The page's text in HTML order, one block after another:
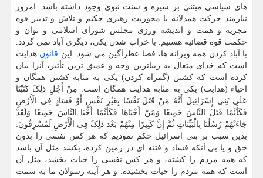
های سیاسی مبتنی بر سیره و سنت نبوی وجود داشته باشد. امروز
نیازمند حرکت همدلانه با محوریت رهبری حکیم و تلاش و تدبیر قوه
مجریه و همت و اندیشه ورزی مجلس شورای اسلامی و توان و
حکمت قوه قضائیه هستیم. با خراب شدن یکی، دیگری آباد نمی گردد.
با آباد کردن همه ویرانه ها، فضا عطرآگین می شود. این قانون هدایت
است که خدای متعال به زیباترین وجه و عمیق ترین تأثیر، آنرا بیان
کرده است که کشتن (گمراه کردن) یکی به مثابه کشتن همگان و
احیاء (هدایت) یکی به مثابه هدایت همگان است: مِنْ أَجْلِ ذلِکَ کَتَبْنَا
عَلَی بَنِی إِسْرَائِیلَ أَنَّهُ مَنْ قَتَلَ نَفْسًا بِغَیْرِ نَفْسٍ أَوْ فَسَادٍ فِی الْأَرْضِ
فَکَأَنَّمَا قَتَلَ النَّاسَ جَمِیعًا وَمَنْ أَحْیَاهَا فَکَأَنَّمَا أَحْیَا النَّاسَ جَمِیعًا وَلَقَدْ
جَاءَتْهُمْ رُسُلُنَا بِالْبَیِّنَاتِ ثُمَّ إِنَّ کَثِیرًا مِنْهُمْ بَعْد ذلِکَ فِی الْأَرْضِ لَمُسْرِفُونَ:
بدین سبب بر بنی اسرائیل حکم نمودیم که هر کس نفسی را بدون
حق و یا بی آنکه فساد و فتنه ای در زمین کرده، بکشد مثل آن باشد
که همه مردم را کشته، و هر کس نفسی را حیات بخشد، مثل آن
است که همه مردم را حیات بخشیده. و هر آینه رسولان ما به سمت